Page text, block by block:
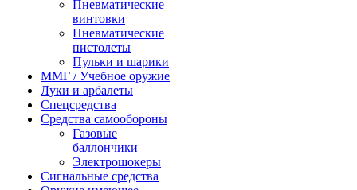
Пневматические
винтовки
Пневматические
пистолеты
Пульки и шарики
ММГ / Учебное оружие
Луки и арбалеты
Спецсредства
Средства самообороны
Газовые
баллончики
Электрошокеры
Сигнальные средства